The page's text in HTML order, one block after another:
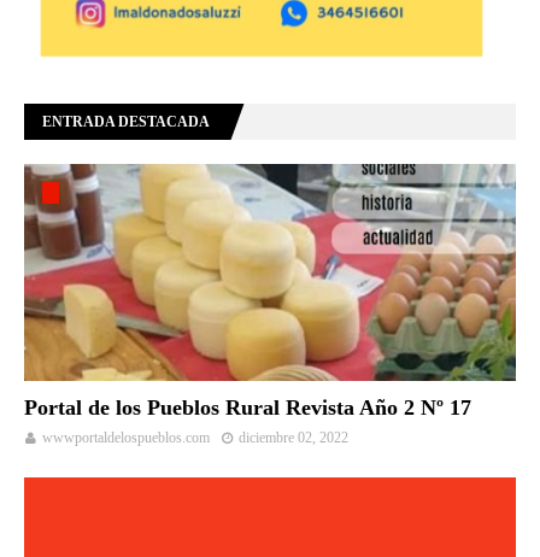
ENTRADA DESTACADA
Portal de los Pueblos Rural Revista Año 2 Nº 17
wwwportaldelospueblos.com diciembre 02, 2022